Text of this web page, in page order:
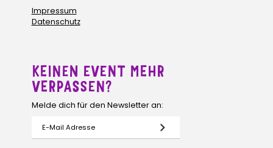
Impressum
Datenschutz
KEINEN EVENT MEHR
VERPASSEN?
Melde dich für den Newsletter an: